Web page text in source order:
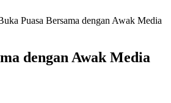
Puasa Bersama dengan Awak Media
dengan Awak Media